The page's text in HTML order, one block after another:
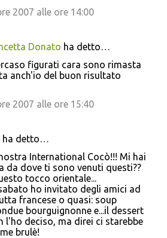
2007 alle ore 14:00
Donato ha detto…
figurati cara sono rimasta
anch'io del buon risultato
2007 alle ore 15:40
ha detto…
International Cocò!!! Mi hai
da dove ti sono venuti questi??
tocco orientale...
ho invitato degli amici ad
francese o quasi: soup
bourguignonne e...il dessert
l'ho deciso, ma direi ci starebbe
brulè!